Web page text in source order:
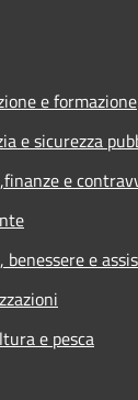
e formazione
e sicurezza
e
benessere e
e pesca